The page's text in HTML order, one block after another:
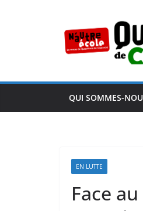
QUI SOMMES-
EN LUTTE
Face